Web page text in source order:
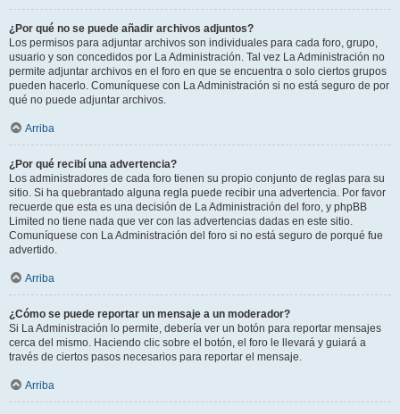
¿Por qué no se puede añadir archivos adjuntos?
Los permisos para adjuntar archivos son individuales para cada foro, grupo,
usuario y son concedidos por La Administración. Tal vez La Administración no
permite adjuntar archivos en el foro en que se encuentra o solo ciertos grupos
pueden hacerlo. Comuníquese con La Administración si no está seguro de por
qué no puede adjuntar archivos.
Arriba
¿Por qué recibí una advertencia?
Los administradores de cada foro tienen su propio conjunto de reglas para su
sitio. Si ha quebrantado alguna regla puede recibir una advertencia. Por favor
recuerde que esta es una decisión de La Administración del foro, y phpBB
Limited no tiene nada que ver con las advertencias dadas en este sitio.
Comuníquese con La Administración del foro si no está seguro de porqué fue
advertido.
Arriba
¿Cómo se puede reportar un mensaje a un moderador?
Si La Administración lo permite, debería ver un botón para reportar mensajes
cerca del mismo. Haciendo clic sobre el botón, el foro le llevará y guiará a
través de ciertos pasos necesarios para reportar el mensaje.
Arriba